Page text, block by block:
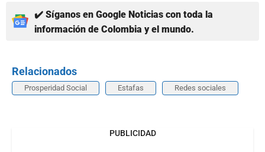
✔️ Síganos en Google Noticias con toda la
información de Colombia y el mundo.
Relacionados
Prosperidad Social Estafas Redes sociales
PUBLICIDAD